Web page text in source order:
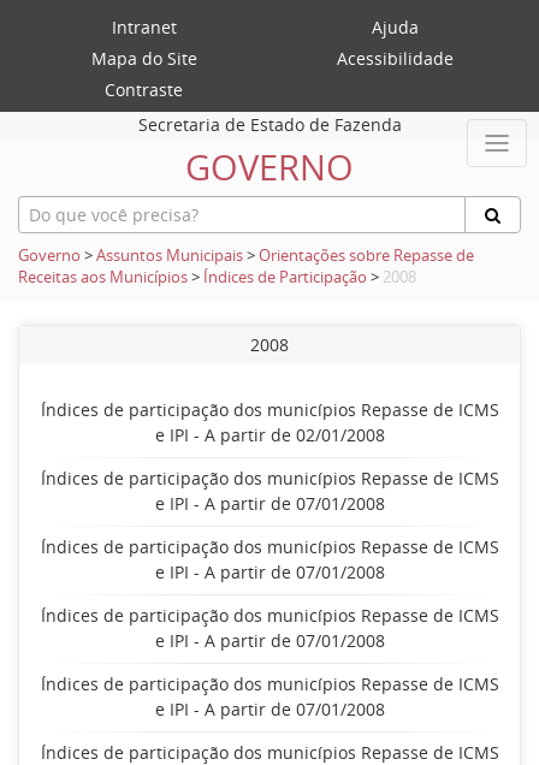
Intranet
Ajuda
Mapa do Site
Acessibilidade
Contraste
Secretaria de Estado de Fazenda
GOVERNO
Governo >Assuntos Municipais>Orientações sobre Repasse de
Receitas aos Municípios> Índices de Participação > 2008
2008
Índices de participação dos municípios Repasse de ICMS
e IPI - A partir de 02/01/2008
Índices de participação dos municípios Repasse de ICMS
e IPI - A partir de 07/01/2008
Índices de participação dos municípios Repasse de ICMS
e IPI - A partir de 07/01/2008
Índices de participação dos municípios Repasse de ICMS
e IPI - A partir de 07/01/2008
Índices de participação dos municípios Repasse de ICMS
e IPI - A partir de 07/01/2008
Índices de participação dos municípios Repasse de ICMS